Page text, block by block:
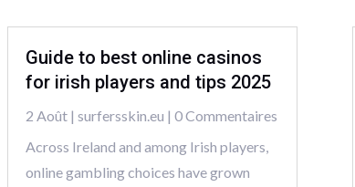
Guide to best online casinos
for irish players and tips 2025
2 Août| surfersskin.eu | 0 Commentaires
Across Ireland and among Irish players,
online gambling choices have grown